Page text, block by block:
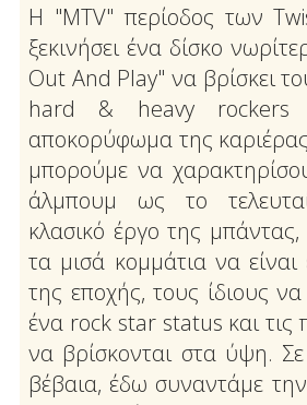
Η "MTV" περίοδος των
ξεκινήσει ένα δίσκο
Out And Play" να βρίσκει
hard & heavy rockers
αποκορύφωμα της
μπορούμε να
άλμπουμ ως το
κλασικό έργο της μπάντας,
τα μισά κομμάτια να
της εποχής, τους ίδιους
ένα rock star status και τις
να βρίσκονται στα ύψη.
βέβαια, έδω συναντάμε